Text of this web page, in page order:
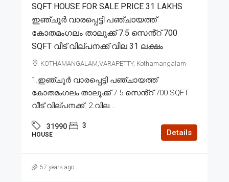
SQFT HOUSE FOR SALE PRICE 31 LAKHS
ഇഞ്ചൂർ വാരപ്പെട്ടി പഞ്ചായത്ത്
കോതമംഗലം താലൂക്ക് 7.5 സെൻ്റ് 700
SQFT വീട് വില്പനക്ക് വില 31 ലക്ഷം
KOTHAMANGALAM,VARAPETTY, Kothamangalam
1.ഇഞ്ചൂർ വാരപ്പെട്ടി പഞ്ചായത്ത്
കോതമംഗലം താലൂക്ക് 7.5 സെൻ്റ് 700 SQFT
വീട് വില്പനക്ക്. 2.വില...
31990 3
HOUSE Details
57 years ago